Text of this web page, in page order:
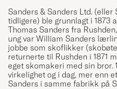
Sanders & Sanders Ltd.
tidligere) ble grunnlagt i 1873
Thomas Sanders fra
ung var William Sanders
jobbe som skoflikker
returnerte til Rushden i 1871
eget skomakeri med sin bror.
virkelighet og i dag, mer enn
Sanders i samme fabrikk på